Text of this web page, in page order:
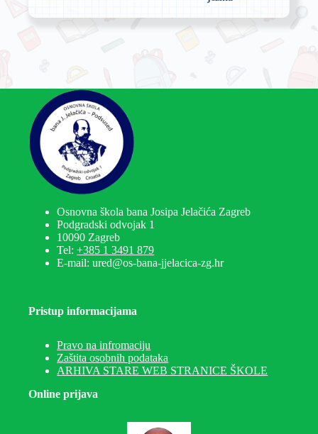
Osnovna škola bana Josipa Jelačića Zagreb
Podgradski odvojak 1
10090 Zagreb
Tel:+385 1 3491 879
E-mail: ured@os-bana-jjelacica-zg.hr
Pristup informacijama
Pravo na infromaciju
Zaštita osobnih podataka
ARHIVA STARE WEB STRANICE ŠKOLE
Online prijava